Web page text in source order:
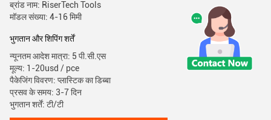
ब्रांड नाम: RiserTech Tools
मॉडल संख्या: 4-16 मिमी
भुगतान और शिपिंग शर्तें
न्यूनतम आदेश मात्रा: 5 पी.सी.एस
मूल्य: 1-20usd / pce
पैकेजिंग विवरण: प्लास्टिक का डिब्बा
प्रसव के समय: 3-7 दिन
भुगतान शर्तें: टी/टी